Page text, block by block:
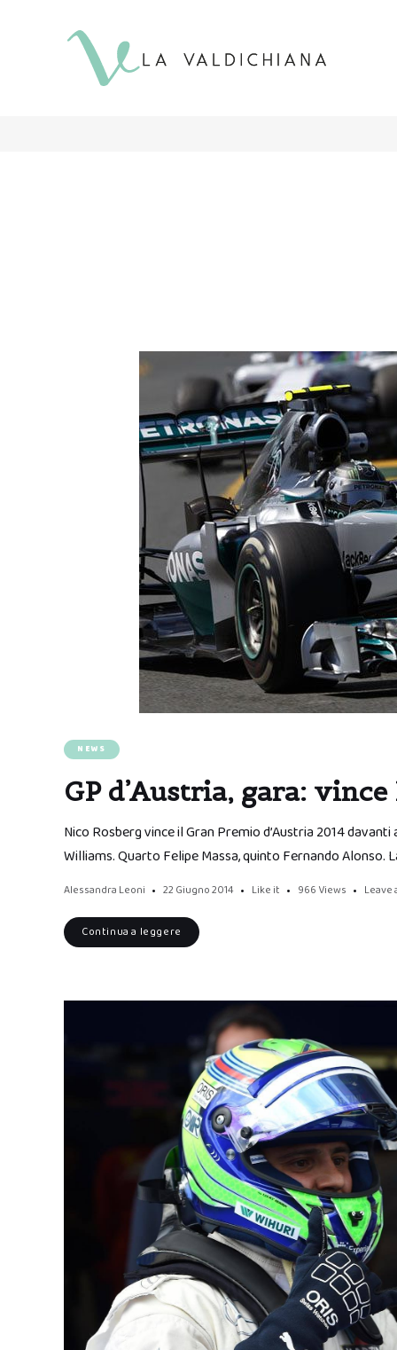
NEWS
GP d’Austria, gara:
Nico Rosberg vince il Gran Premio d’Austria 2014
Williams. Quarto Felipe Massa, quinto Fernando Alonso.
Alessandra Leoni 22 Giugno 2014 Like it 966 Views
Continua a leggere